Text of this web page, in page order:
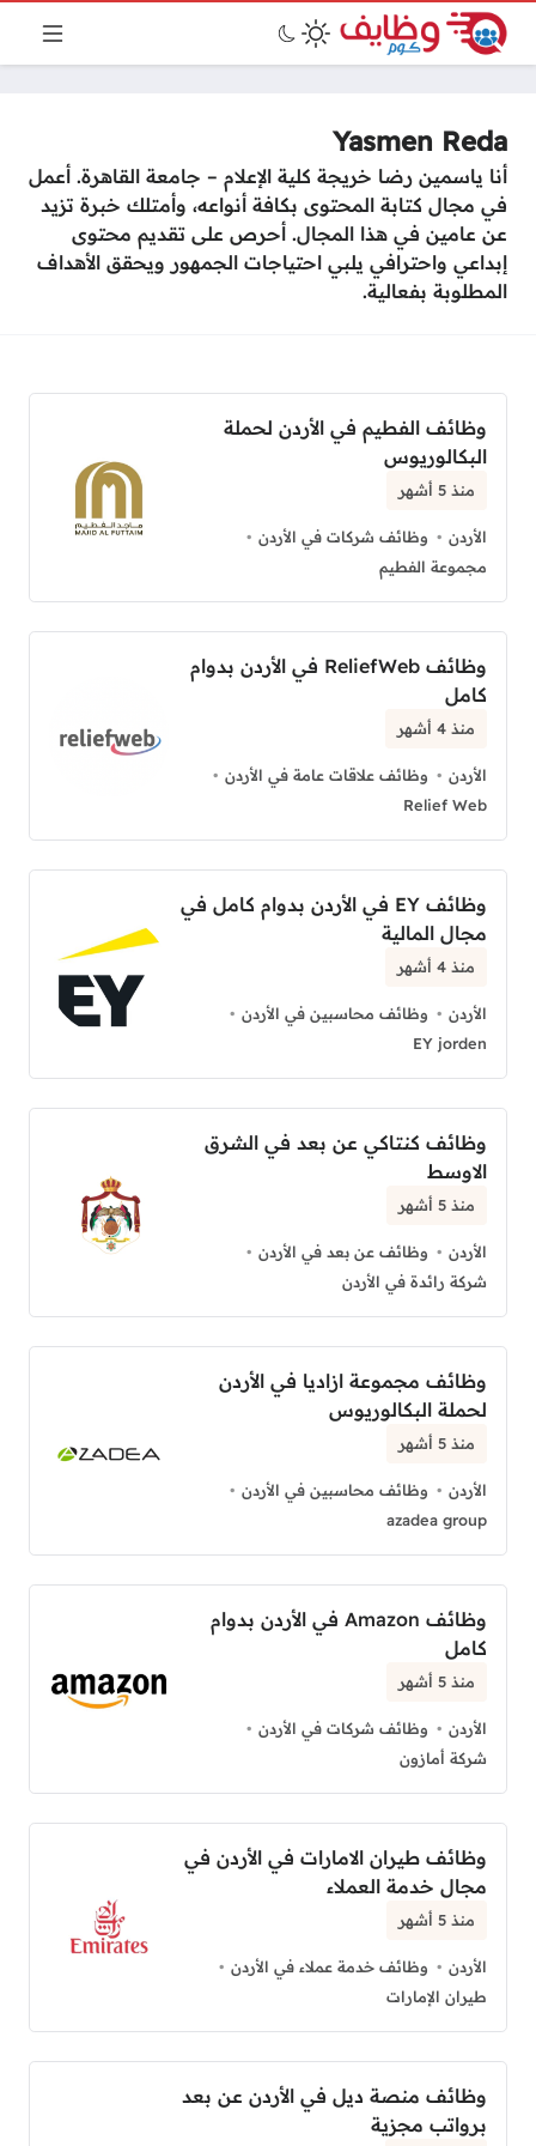
Yasmen Reda
أنا ياسمين رضا خريجة كلية الإعلام – جامعة القاهرة. أعمل
في مجال كتابة المحتوى بكافة أنواعه، وأمتلك خبرة تزيد
عن عامين في هذا المجال. أحرص على تقديم محتوى
إبداعي واحترافي يلبي احتياجات الجمهور ويحقق الأهداف
المطلوبة بفعالية.
وظائف الفطيم في الأردن لحملة
البكالوريوس
منذ 5 أشهر
الأردن
وظائف شركات في الأردن
مجموعة الفطيم
وظائف ReliefWeb في الأردن بدوام
كامل
منذ 4 أشهر
الأردن
وظائف علاقات عامة في الأردن
Relief Web
وظائف EY في الأردن بدوام كامل في
مجال المالية
منذ 4 أشهر
الأردن
وظائف محاسبين في الأردن
EY jorden
وظائف كنتاكي عن بعد في الشرق
الاوسط
منذ 5 أشهر
الأردن
وظائف عن بعد في الأردن
شركة رائدة في الأردن
وظائف مجموعة ازاديا في الأردن
لحملة البكالوريوس
منذ 5 أشهر
الأردن
وظائف محاسبين في الأردن
azadea group
وظائف Amazon في الأردن بدوام
كامل
منذ 5 أشهر
الأردن
وظائف شركات في الأردن
شركة أمازون
وظائف طيران الامارات في الأردن في
مجال خدمة العملاء
منذ 5 أشهر
الأردن
وظائف خدمة عملاء في الأردن
طيران الإمارات
وظائف منصة ديل في الأردن عن بعد
برواتب مجزية